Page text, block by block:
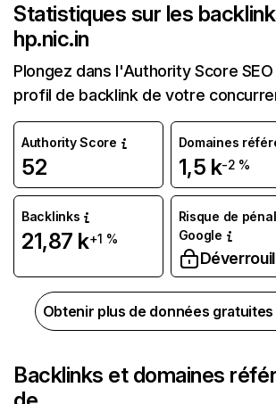
Statistiques sur les
hp.nic.in
Plongez dans l'Authority Score
profil de backlink de votre
Authority Score
52
Domaines
1,5 k-2 %
Backlinks
21,87 k+1 %
Risque de
Google
Obtenir plus de données
Backlinks et domaines